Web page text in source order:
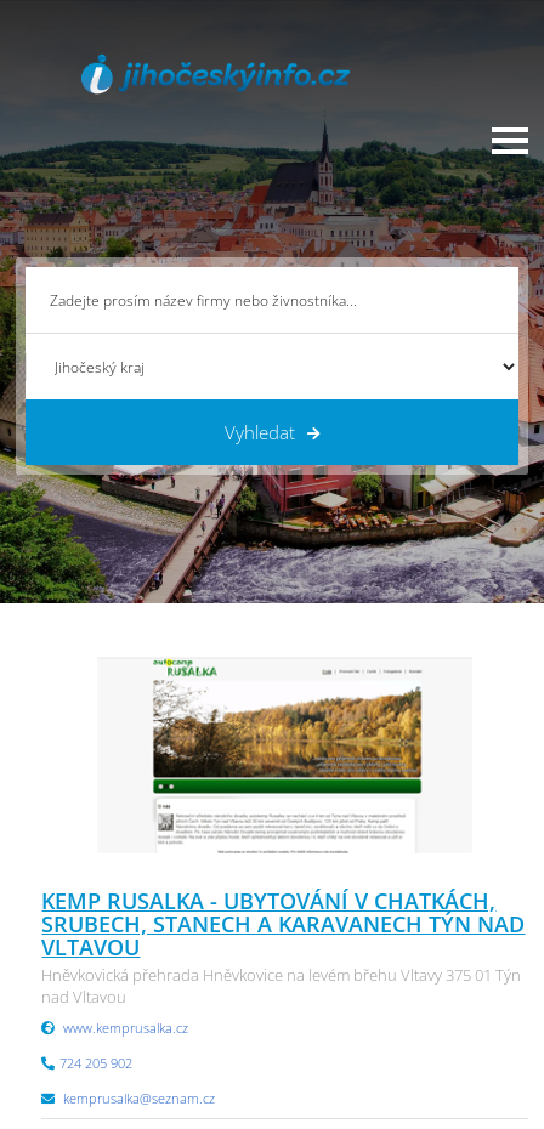
Vyhledat
KEMP RUSALKA - UBYTOVÁNÍ V CHATKÁCH,
SRUBECH, STANECH A KARAVANECH TÝN NAD
VLTAVOU
Hněvkovická přehrada Hněvkovice na levém břehu Vltavy 375 01 Týn
nad Vltavou
www.kemprusalka.cz
724 205 902
kemprusalka@seznam.cz